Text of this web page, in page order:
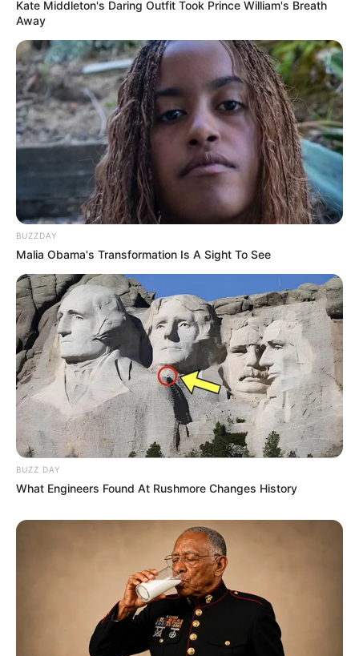
ficou uma graça?!
Crédito das
fotos: http://www.auntpeaches.com/2010/08/swiss-
candy-jewelry.html
Kate Middleton's Daring Outfit Took Prince William's Breath
Away
BUZZDAY
Malia Obama's Transformation Is A Sight To See
BUZZ DAY
What Engineers Found At Rushmore Changes History